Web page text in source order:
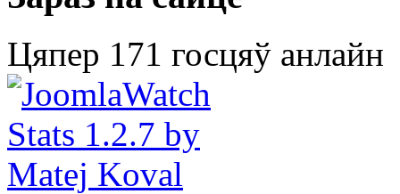
Цяпер 171 госцяў анлайн